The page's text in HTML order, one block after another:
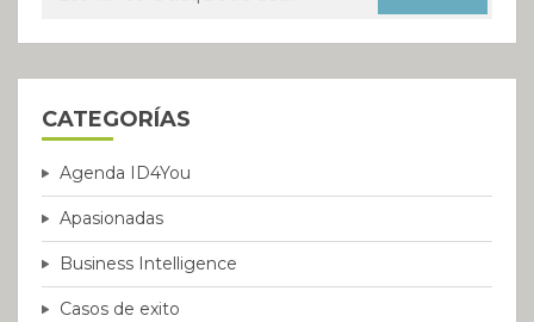
CATEGORÍAS
Agenda ID4You
Apasionadas
Business Intelligence
Casos de exito